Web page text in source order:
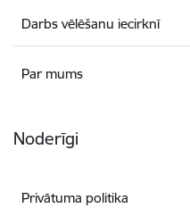
Darbs vēlēšanu iecirknī
Par mums
Noderīgi
Privātuma politika